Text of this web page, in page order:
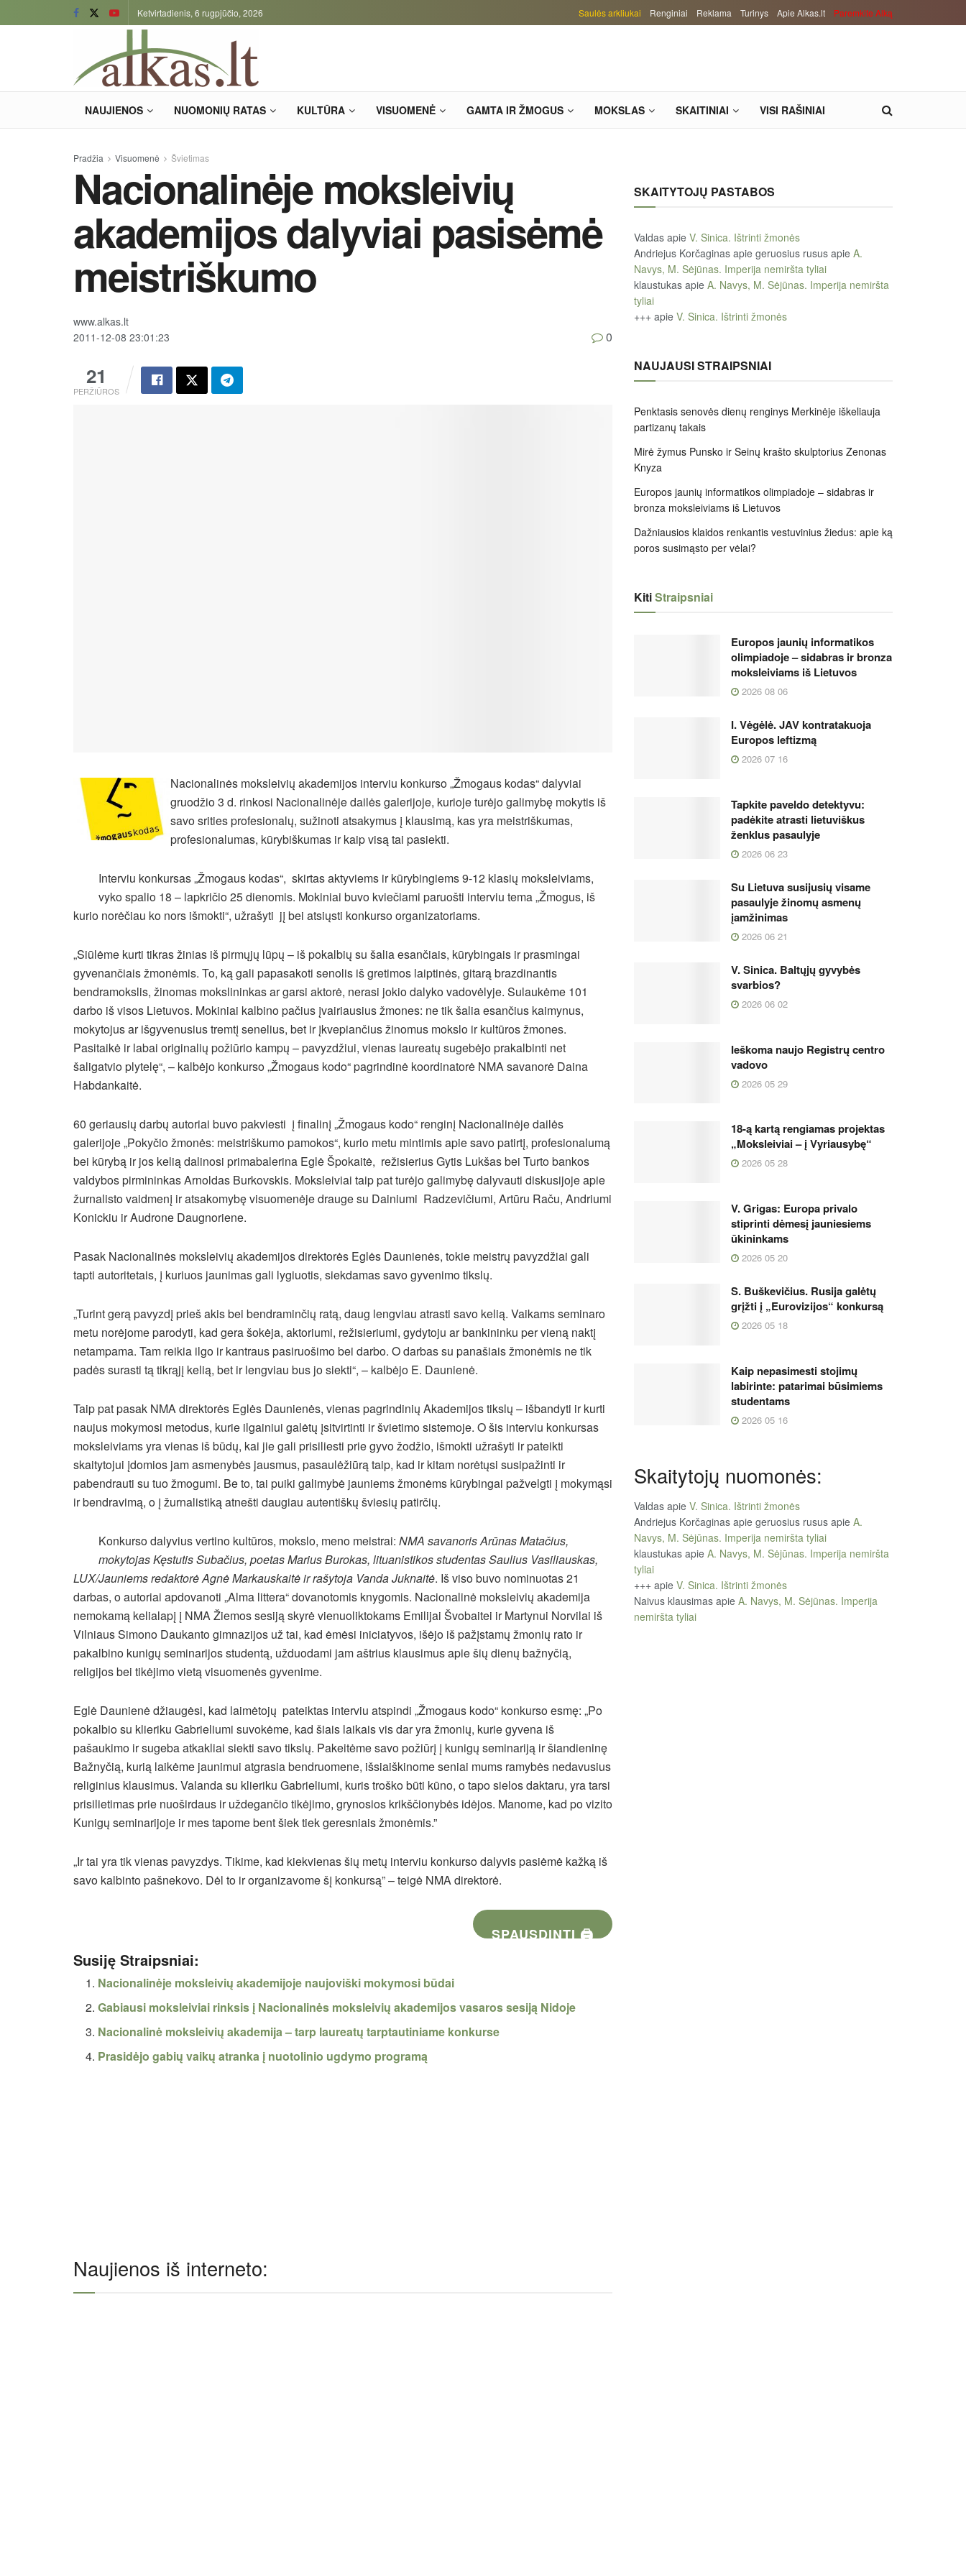
Ketvirtadienis, 6 rugpjūčio, 2026 Saulės arkliukai Renginiai Reklama Turinys Apie Alkas.lt Paremkite Alką
NAUJIENOS NUOMONIŲ RATAS KULTŪRA VISUOMENĖ GAMTA IR ŽMOGUS MOKSLAS SKAITINIAI VISI RAŠINIAI
Pradžia Visuomenė Švietimas
Nacionalinėje moksleivių
akademijos dalyviai pasisėmė
meistriškumo
www.alkas.lt
2011-12-08 23:01:23
21
PERŽIŪROS
0
Nacionalinės moksleivių akademijos interviu konkurso „Žmogaus kodas“ dalyviai
gruodžio 3 d. rinkosi Nacionalinėje dailės galerijoje, kurioje turėjo galimybę mokytis iš
savo srities profesionalų, sužinoti atsakymus į klausimą, kas yra meistriškumas,
profesionalumas, kūrybiškumas ir kaip visą tai pasiekti.
Interviu konkursas „Žmogaus kodas“, skirtas aktyviems ir kūrybingiems 9-12 klasių moksleiviams,
vyko spalio 18 – lapkričio 25 dienomis. Mokiniai buvo kviečiami paruošti interviu tema „Žmogus, iš
kurio norėčiau ko nors išmokti“, užrašyti jį bei atsiųsti konkurso organizatoriams.
„Siūlėme kurti tikras žinias iš pirmųjų lūpų – iš pokalbių su šalia esančiais, kūrybingais ir prasmingai
gyvenančiais žmonėmis. To, ką gali papasakoti senolis iš gretimos laiptinės, gitarą brazdinantis
bendramokslis, žinomas mokslininkas ar garsi aktorė, nerasi jokio dalyko vadovėlyje. Sulaukėme 101
darbo iš visos Lietuvos. Mokiniai kalbino pačius įvairiausius žmones: ne tik šalia esančius kaimynus,
mokytojus ar išgyvenusius tremtį senelius, bet ir įkvepiančius žinomus mokslo ir kultūros žmones.
Pasitaikė ir labai originalių požiūrio kampų – pavyzdžiui, vienas laureatų sugebėjo prakalbinti net
šaligatvio plytelę“, – kalbėjo konkurso „Žmogaus kodo“ pagrindinė koordinatorė NMA savanorė Daina
Habdankaitė.
60 geriausių darbų autoriai buvo pakviesti į finalinį „Žmogaus kodo“ renginį Nacionalinėje dailės
galerijoje „Pokyčio žmonės: meistriškumo pamokos“, kurio metu mintimis apie savo patirtį, profesionalumą
bei kūrybą ir jos kelią dalinosi primabalerina Eglė Špokaitė, režisierius Gytis Lukšas bei Turto bankos
valdybos pirmininkas Arnoldas Burkovskis. Moksleiviai taip pat turėjo galimybę dalyvauti diskusijoje apie
žurnalisto vaidmenį ir atsakomybę visuomenėje drauge su Dainiumi Radzevičiumi, Artūru Raču, Andriumi
Konickiu ir Audrone Daugnoriene.
Pasak Nacionalinės moksleivių akademijos direktorės Eglės Daunienės, tokie meistrų pavyzdžiai gali
tapti autoritetais, į kuriuos jaunimas gali lygiuotis, siekdamas savo gyvenimo tikslų.
„Turint gerą pavyzdį prieš akis bei bendraminčių ratą, daug lengviau atrasti savo kelią. Vaikams seminaro
metu norėjome parodyti, kad gera šokėja, aktoriumi, režisieriumi, gydytoju ar bankininku per vieną naktį
netampama. Tam reikia ilgo ir kantraus pasiruošimo bei darbo. O darbas su panašiais žmonėmis ne tik
padės surasti tą tikrąjį kelią, bet ir lengviau bus jo siekti“, – kalbėjo E. Daunienė.
Taip pat pasak NMA direktorės Eglės Daunienės, vienas pagrindinių Akademijos tikslų – išbandyti ir kurti
naujus mokymosi metodus, kurie ilgainiui galėtų įsitvirtinti ir švietimo sistemoje. O šis interviu konkursas
moksleiviams yra vienas iš būdų, kai jie gali prisiliesti prie gyvo žodžio, išmokti užrašyti ir pateikti
skaitytojui įdomios jam asmenybės jausmus, pasaulėžiūrą taip, kad ir kitam norėtųsi susipažinti ir
pabendrauti su tuo žmogumi. Be to, tai puiki galimybė jauniems žmonėms kūrybingai pažvelgti į mokymąsi
ir bendravimą, o į žurnalistiką atnešti daugiau autentiškų šviesių patirčių.
Konkurso dalyvius vertino kultūros, mokslo, meno meistrai: NMA savanoris Arūnas Matačius,
mokytojas Kęstutis Subačius, poetas Marius Burokas, lituanistikos studentas Saulius Vasiliauskas,
LUX/Jauniems redaktorė Agnė Markauskaitė ir rašytoja Vanda Juknaitė. Iš viso buvo nominuotas 21
darbas, o autoriai apdovanoti „Alma littera“ dovanotomis knygomis. Nacionalinė moksleivių akademija
nemokamą kelialapį į NMA Žiemos sesiją skyrė vienuoliktokams Emilijai Švobaitei ir Martynui Norvilai iš
Vilniaus Simono Daukanto gimnazijos už tai, kad ėmėsi iniciatyvos, išėjo iš pažįstamų žmonių rato ir
pakalbino kunigų seminarijos studentą, užduodami jam aštrius klausimus apie šių dienų bažnyčią,
religijos bei tikėjimo vietą visuomenės gyvenime.
Eglė Daunienė džiaugėsi, kad laimėtojų pateiktas interviu atspindi „Žmogaus kodo“ konkurso esmę: „Po
pokalbio su klieriku Gabrieliumi suvokėme, kad šiais laikais vis dar yra žmonių, kurie gyvena iš
pašaukimo ir sugeba atkakliai siekti savo tikslų. Pakeitėme savo požiūrį į kunigų seminariją ir šiandieninę
Bažnyčią, kurią laikėme jaunimui atgrasia bendruomene, išsiaiškinome seniai mums ramybės nedavusius
religinius klausimus. Valanda su klieriku Gabrieliumi, kuris troško būti kūno, o tapo sielos daktaru, yra tarsi
prisilietimas prie nuoširdaus ir uždegančio tikėjimo, grynosios krikščionybės idėjos. Manome, kad po vizito
Kunigų seminarijoje ir mes tapome bent šiek tiek geresniais žmonėmis.”
„Ir tai yra tik vienas pavyzdys. Tikime, kad kiekvienas šių metų interviu konkurso dalyvis pasiėmė kažką iš
savo kalbinto pašnekovo. Dėl to ir organizavome šį konkursą” – teigė NMA direktorė.
SPAUSDINTI 🖨
Susiję Straipsniai:
Nacionalinėje moksleivių akademijoje naujoviški mokymosi būdai
Gabiausi moksleiviai rinksis į Nacionalinės moksleivių akademijos vasaros sesiją Nidoje
Nacionalinė moksleivių akademija – tarp laureatų tarptautiniame konkurse
Prasidėjo gabių vaikų atranka į nuotolinio ugdymo programą
Naujienos iš interneto:
SKAITYTOJŲ PASTABOS
Valdas apie V. Sinica. Ištrinti žmonės
Andriejus Korčaginas apie geruosius rusus apie A.
Navys, M. Sėjūnas. Imperija nemiršta tyliai
klaustukas apie A. Navys, M. Sėjūnas. Imperija nemiršta
tyliai
+++ apie V. Sinica. Ištrinti žmonės
NAUJAUSI STRAIPSNIAI
Penktasis senovės dienų renginys Merkinėje iškeliauja
partizanų takais
Mirė žymus Punsko ir Seinų krašto skulptorius Zenonas
Knyza
Europos jaunių informatikos olimpiadoje – sidabras ir
bronza moksleiviams iš Lietuvos
Dažniausios klaidos renkantis vestuvinius žiedus: apie ką
poros susimąsto per vėlai?
KitiStraipsniai
Europos jaunių informatikos
olimpiadoje – sidabras ir bronza
moksleiviams iš Lietuvos
2026 08 06
I. Vėgėlė. JAV kontratakuoja
Europos leftizmą
2026 07 16
Tapkite paveldo detektyvu:
padėkite atrasti lietuviškus
ženklus pasaulyje
2026 06 23
Su Lietuva susijusių visame
pasaulyje žinomų asmenų
įamžinimas
2026 06 21
V. Sinica. Baltųjų gyvybės
svarbios?
2026 06 02
Ieškoma naujo Registrų centro
vadovo
2026 05 29
18-ą kartą rengiamas projektas
„Moksleiviai – į Vyriausybę“
2026 05 28
V. Grigas: Europa privalo
stiprinti dėmesį jauniesiems
ūkininkams
2026 05 20
S. Buškevičius. Rusija galėtų
grįžti į „Eurovizijos“ konkursą
2026 05 18
Kaip nepasimesti stojimų
labirinte: patarimai būsimiems
studentams
2026 05 16
Skaitytojų nuomonės:
Valdas apie V. Sinica. Ištrinti žmonės
Andriejus Korčaginas apie geruosius rusus apie A.
Navys, M. Sėjūnas. Imperija nemiršta tyliai
klaustukas apie A. Navys, M. Sėjūnas. Imperija nemiršta
tyliai
+++ apie V. Sinica. Ištrinti žmonės
Naivus klausimas apie A. Navys, M. Sėjūnas. Imperija
nemiršta tyliai